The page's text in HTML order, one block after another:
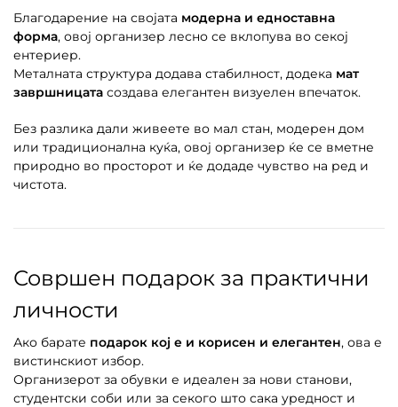
Благодарение на својата модерна и едноставна
форма, овој организер лесно се вклопува во секој
ентериер.
Металната структура додава стабилност, додека мат
завршницата создава елегантен визуелен впечаток.
Без разлика дали живеете во мал стан, модерен дом
или традиционална куќа, овој организер ќе се вметне
природно во просторот и ќе додаде чувство на ред и
чистота.
Совршен подарок за практични
личности
Ако барате подарок кој е и корисен и елегантен, ова е
вистинскиот избор.
Организерот за обувки е идеален за нови станови,
студентски соби или за секого што сака уредност и